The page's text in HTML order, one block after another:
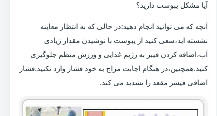
آیا مشکل یبوست دارید؟
آنچه که می توانید انجام دهید:در حالی که به انتظار معاینه
نشسته اید،سعی کنید از یبوست با نوشیدن مقدار زیادی
آب،اضافه کردن فیبر به رژیم غذایی و ورزش منظم جلوگیری
کنید.همچنین،در هنگام اجابت مزاج به خود فشار وارد نکنید.فشار
اضافی فیشر مقعد را تشدید می کند.